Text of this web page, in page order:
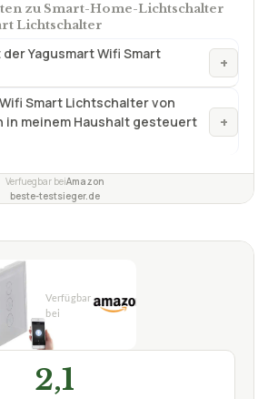
zu Smart-Home-Lichtschalter
Lichtschalter
Yagusmart Wifi Smart
+
Smart Lichtschalter von
in meinem Haushalt gesteuert
+
Verfuegbar beiAmazon
beste-testsieger.de
2,1